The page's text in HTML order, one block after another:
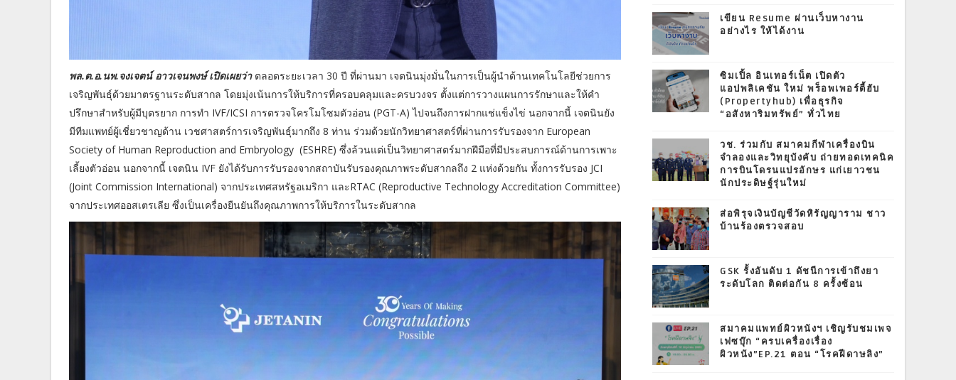
พล.ต.อ.นพ.จงเจตน์ อาวเจนพงษ์ เปิดเผยว่าตลอดระยะเวลา 30 ปี ที่ผ่านมา เจตนินมุ่งมั่นในการเป็นผู้นำด้านเทคโนโลยีช่วยการ
เจริญพันธุ์ด้วยมาตรฐานระดับสากล โดยมุ่งเน้นการให้บริการที่ครอบคลุมและครบวงจร ตั้งแต่การวางแผนการรักษาและให้คำ
ปรึกษาสำหรับผู้มีบุตรยาก การทำ IVF/ICSI การตรวจโครโมโซมตัวอ่อน (PGT-A) ไปจนถึงการฝากแช่แข็งไข่ นอกจากนี้ เจตนินยัง
มีทีมแพทย์ผู้เชี่ยวชาญด้าน เวชศาสตร์การเจริญพันธุ์มากถึง 8 ท่าน ร่วมด้วยนักวิทยาศาสตร์ที่ผ่านการรับรองจาก European
Society of Human Reproduction and Embryology (ESHRE) ซึ่งล้วนแต่เป็นวิทยาศาสตร์มากฝีมือที่มีประสบการณ์ด้านการเพาะ
เลี้ยงตัวอ่อน นอกจากนี้ เจตนิน IVF ยังได้รับการรับรองจากสถาบันรับรองคุณภาพระดับสากลถึง 2 แห่งด้วยกัน ทั้งการรับรอง JCI
(Joint Commission International) จากประเทศสหรัฐอเมริกา และRTAC (Reproductive Technology Accreditation Committee)
จากประเทศออสเตรเลีย ซึ่งเป็นเครื่องยืนยันถึงคุณภาพการให้บริการในระดับสากล
เขียน Resume ผ่านเว็บหางาน
อย่างไร ให้ได้งาน
ซิมเปิ้ล อินเทอร์เน็ต เปิดตัว
แอปพลิเคชัน ใหม่ พร็อพเพอร์ตี้ฮับ
(Propertyhub) เพื่อธุรกิจ
“อสังหาริมทรัพย์” ทั่วไทย
วช. ร่วมกับ สมาคมกีฬาเครื่องบิน
จำลองและวิทยุบังคับ ถ่ายทอดเทคนิค
การบินโดรนแปรอักษร แก่เยาวชน
นักประดิษฐ์รุ่นใหม่
ส่อพิรุจเงินบัญชีวัดหิรัญญาราม ชาว
บ้านร้องตรวจสอบ
GSK รั้งอันดับ 1 ดัชนีการเข้าถึงยา
ระดับโลก ติดต่อกัน 8 ครั้งซ้อน
สมาคมแพทย์ผิวหนังฯ เชิญรับชมเพจ
เฟซบุ๊ก “ครบเครื่องเรื่อง
ผิวหนัง”EP.21 ตอน “โรคฝีดาษลิง”